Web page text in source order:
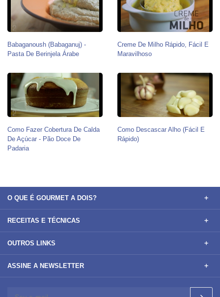
Babaganoush (babaganuj) -
Pasta De Berinjela Árabe
Creme De Milho Rápido, Fácil E
Maravilhoso
Como Fazer Cobertura De Calda
De Açúcar - Pão Doce De
Padaria
Como Descascar Alho (Fácil E
Rápido)
O QUE É GOURMET A DOIS?
RECEITAS E TÉCNICAS
OUTROS LINKS
ASSINE A NEWSLETTER